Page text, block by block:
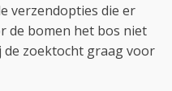
verzendopties die er
de bomen het bos niet
de zoektocht graag voor